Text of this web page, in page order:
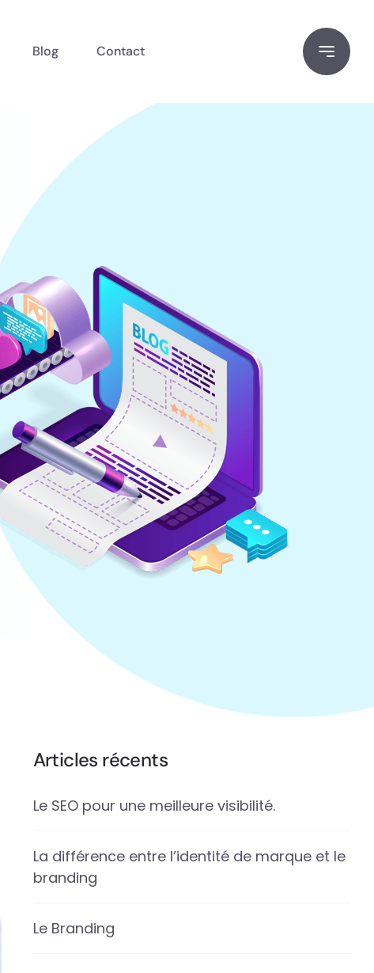
Blog Contact
Articles récents
Le SEO pour une meilleure visibilité.
La différence entre l’identité de marque et le
branding
Le Branding